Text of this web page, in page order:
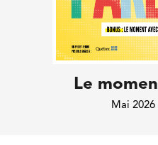
Le
Mai 2026